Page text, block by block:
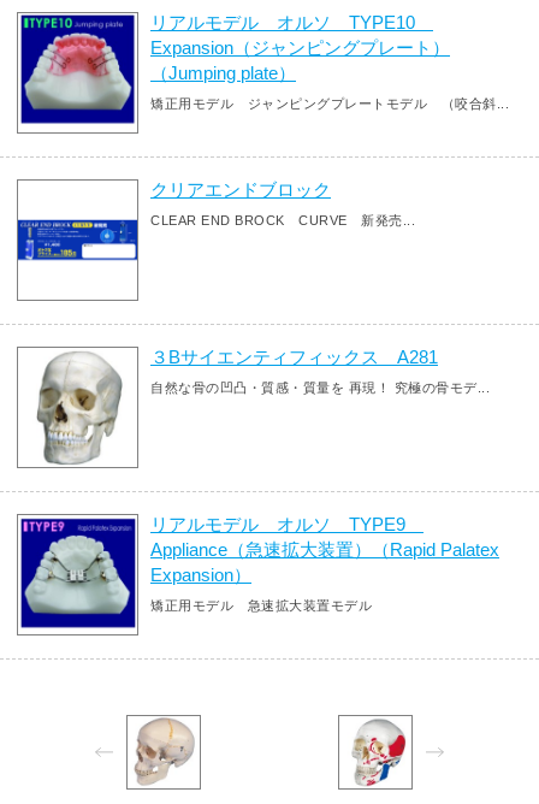
リアルモデル オルソ TYPE10
Expansion（ジャンピングプレート）
（Jumping plate）
矯正用モデル ジャンピングプレートモデル （咬合斜...
クリアエンドブロック
CLEAR END BROCK CURVE 新発売...
３Bサイエンティフィックス A281
自然な骨の凹凸・質感・質量を 再現！ 究極の骨モデ...
リアルモデル オルソ TYPE9
Appliance（急速拡大装置）（Rapid Palatex
Expansion）
矯正用モデル 急速拡大装置モデル